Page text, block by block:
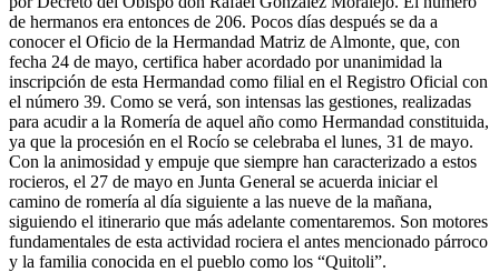
de hermanos era entonces de 206. Pocos días después se da a
conocer el Oficio de la Hermandad Matriz de Almonte, que, con
fecha 24 de mayo, certifica haber acordado por unanimidad la
inscripción de esta Hermandad como filial en el Registro Oficial con
el número 39. Como se verá, son intensas las gestiones, realizadas
para acudir a la Romería de aquel año como Hermandad constituida,
ya que la procesión en el Rocío se celebraba el lunes, 31 de mayo.
Con la animosidad y empuje que siempre han caracterizado a estos
rocieros, el 27 de mayo en Junta General se acuerda iniciar el
camino de romería al día siguiente a las nueve de la mañana,
siguiendo el itinerario que más adelante comentaremos. Son motores
fundamentales de esta actividad rociera el antes mencionado párroco
y la familia conocida en el pueblo como los “Quitoli”.